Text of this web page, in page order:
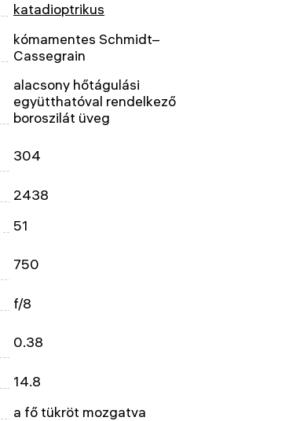
katadioptrikus
kómamentes Schmidt–
Cassegrain
alacsony hőtágulási
együtthatóval rendelkező
boroszilát üveg
304
2438
51
750
f/8
0.38
14.8
a fő tükröt mozgatva